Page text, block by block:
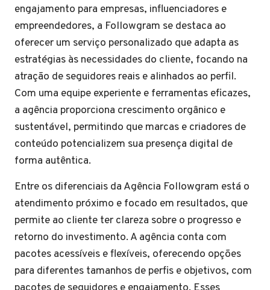
engajamento para empresas, influenciadores e
empreendedores, a Followgram se destaca ao
oferecer um serviço personalizado que adapta as
estratégias às necessidades do cliente, focando na
atração de seguidores reais e alinhados ao perfil.
Com uma equipe experiente e ferramentas eficazes,
a agência proporciona crescimento orgânico e
sustentável, permitindo que marcas e criadores de
conteúdo potencializem sua presença digital de
forma autêntica.
Entre os diferenciais da Agência Followgram está o
atendimento próximo e focado em resultados, que
permite ao cliente ter clareza sobre o progresso e
retorno do investimento. A agência conta com
pacotes acessíveis e flexíveis, oferecendo opções
para diferentes tamanhos de perfis e objetivos, com